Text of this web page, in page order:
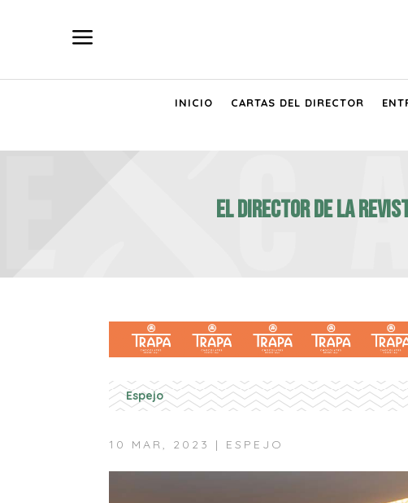
a
INICIO CARTAS DEL DIRECTOR
EL DIRECTOR DE LA
Espejo
10 MAR, 2023 | ESPEJO